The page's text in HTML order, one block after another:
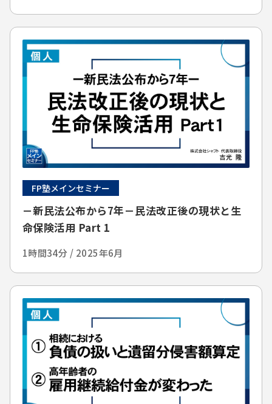
FP塾メインセミナー
－新民法公布から7年－民法改正後の現状と生
命保険活用 Part 1
1時間34分 / 2025年6月